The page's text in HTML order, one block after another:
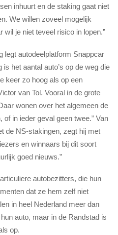
inhuurt en de staking gaat niet
We willen zoveel mogelijk
je niet teveel risico in lopen.”
legt autodeelplatform Snappcar
het aantal auto’s op de weg die
keer zo hoog als op een
van Tol. Vooral in de grote
wonen over het algemeen de
of in ieder geval geen twee.” Van
de NS-stakingen, zegt hij met
en winnaars bij dit soort
goed nieuws.”
autobezitters, die hun
dat ze hem zelf niet
in heel Nederland meer dan
auto, maar in de Randstad is
op.